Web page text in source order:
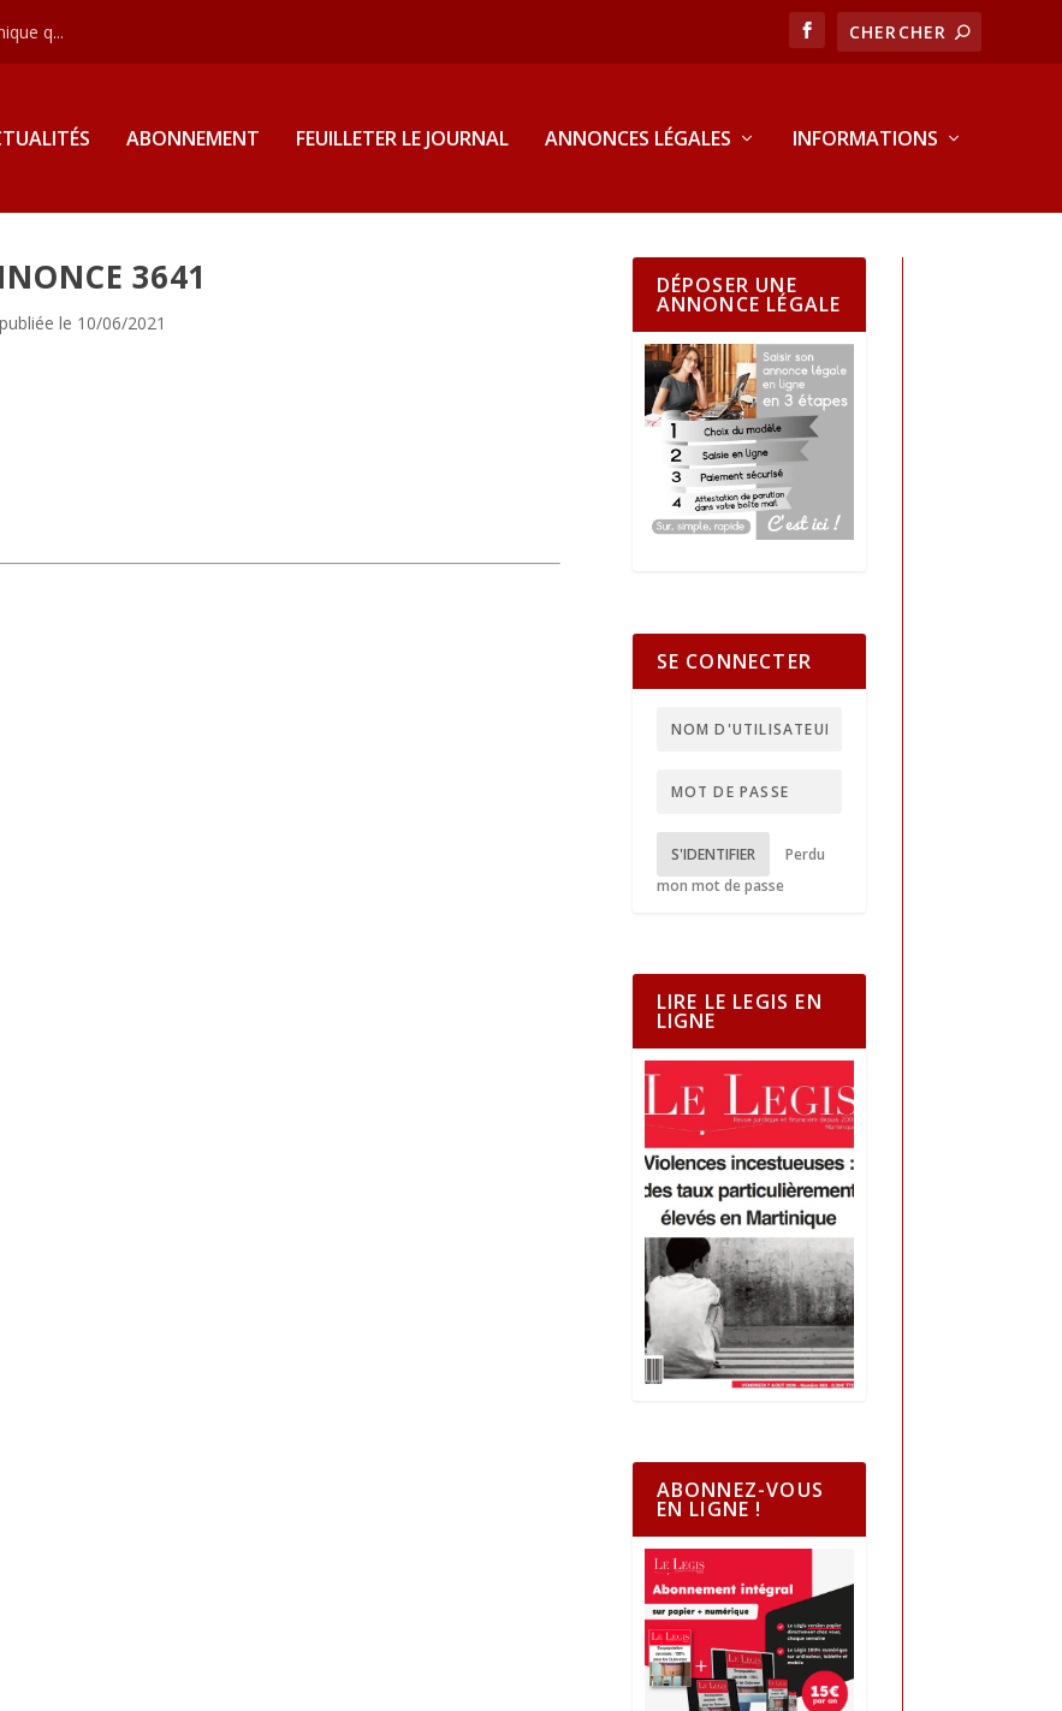
q...
ABONNEMENT FEUILLETER LE JOURNAL ANNONCES LÉGALES INFORMATIONS
3641
publiée le 10/06/2021
DÉPOSER UNE
ANNONCE LÉGALE
SE CONNECTER
S'IDENTIFIER
Perdu
mon mot de passe
LIRE LE LEGIS EN
LIGNE
ABONNEZ-VOUS
EN LIGNE !